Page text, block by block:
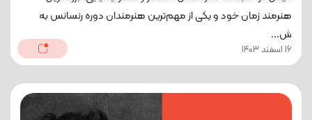
هنرمند زمان خود و یکی از مهم‌ترین هنرمندان دوره رنسانس به
ش...
16 اسفند 1403